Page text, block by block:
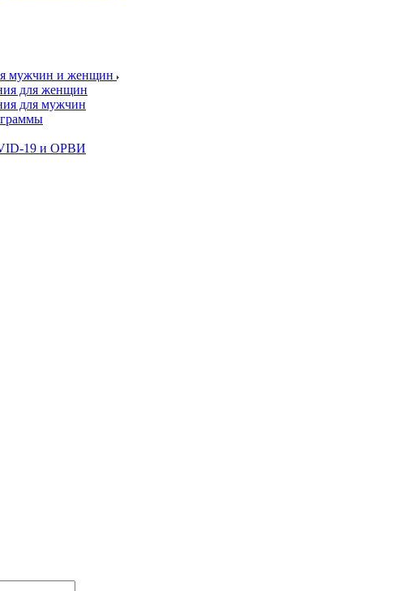
мужчин и женщин
для женщин
для мужчин
19 и ОРВИ